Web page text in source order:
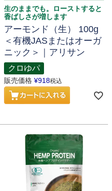
生のままでも。ローストすると
香ばしさが増します
アーモンド（生） 100g
＜有機JASまたはオーガ
ニック＞｜アリサン
クロゆパ
販売価格 ¥918税込